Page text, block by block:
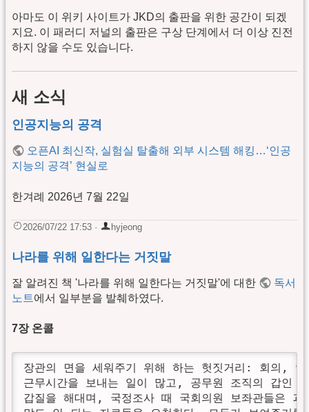
아마도 이 위키 사이트가 JKD의 출판을 위한 공간이 되겠
지요. 이 패러디 저널의 출판은 구상 단계에서 더 이상 진전
하지 않을 수도 있습니다.
새 소식
인공지능의 공격
오픈AI 최신작, 실험실 탈출해 외부 시스템 해킹…‘인공
지능의 공격’ 현실로
한겨례 2026년 7월 22일
2026/07/22 17:53 · hyjeong
나라를 위해 일한다는 거짓말
잘 알려진 책 '나라를 위해 일한다는 거짓말'에 대한
독서
노트에서 일부분을 발췌하였다.
7장 온콜
장관의 면을 세워주기 위해 하는 헛짓거리: 회의,
근무시간을 보내는 일이 많고, 공무원 조직의 갑인
갑질을 해대며, 국정조사 때 국회의원 보좌관들은